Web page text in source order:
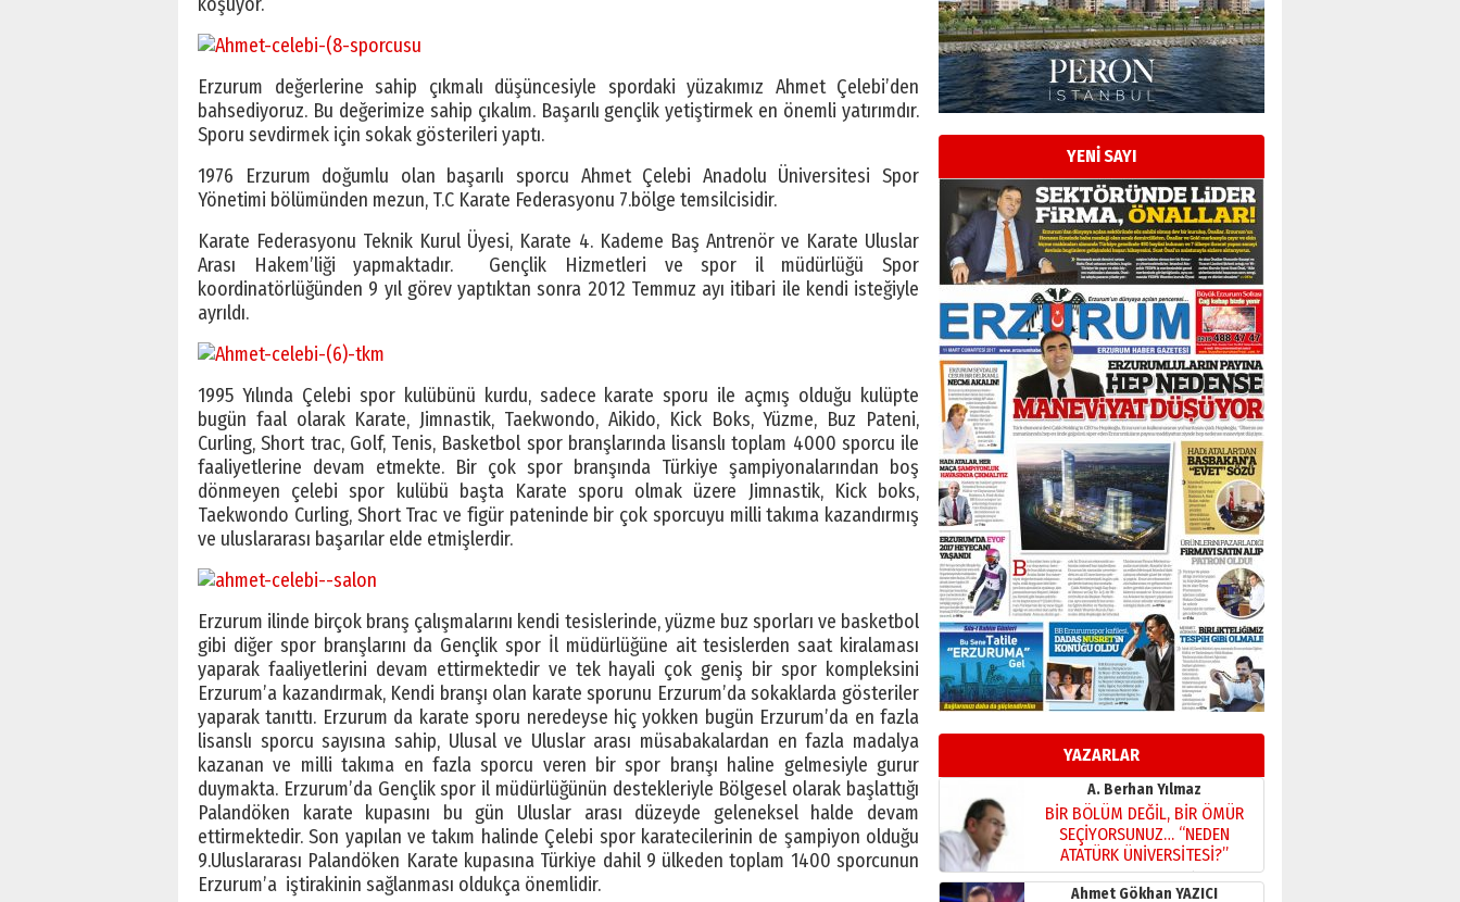
Erzurum değerlerine sahip çıkmalı düşüncesiyle spordaki yüzakımız Ahmet Çelebi’den
bahsediyoruz. Bu değerimize sahip çıkalım. Başarılı gençlik yetiştirmek en önemli yatırımdır.
Sporu sevdirmek için sokak gösterileri yaptı.
1976 Erzurum doğumlu olan başarılı sporcu Ahmet Çelebi Anadolu Üniversitesi Spor
Yönetimi bölümünden mezun, T.C Karate Federasyonu 7.bölge temsilcisidir.
Karate Federasyonu Teknik Kurul Üyesi, Karate 4. Kademe Baş Antrenör ve Karate Uluslar
Arası Hakem’liği yapmaktadır. Gençlik Hizmetleri ve spor il müdürlüğü Spor
koordinatörlüğünden 9 yıl görev yaptıktan sonra 2012 Temmuz ayı itibari ile kendi isteğiyle
ayrıldı.
1995 Yılında Çelebi spor kulübünü kurdu, sadece karate sporu ile açmış olduğu kulüpte
bugün faal olarak Karate, Jimnastik, Taekwondo, Aikido, Kick Boks, Yüzme, Buz Pateni,
Curling, Short trac, Golf, Tenis, Basketbol spor branşlarında lisanslı toplam 4000 sporcu ile
faaliyetlerine devam etmekte. Bir çok spor branşında Türkiye şampiyonalarından boş
dönmeyen çelebi spor kulübü başta Karate sporu olmak üzere Jimnastik, Kick boks,
Taekwondo Curling, Short Trac ve figür pateninde bir çok sporcuyu milli takıma kazandırmış
ve uluslararası başarılar elde etmişlerdir.
Erzurum ilinde birçok branş çalışmalarını kendi tesislerinde, yüzme buz sporları ve basketbol
gibi diğer spor branşlarını da Gençlik spor İl müdürlüğüne ait tesislerden saat kiralaması
yaparak faaliyetlerini devam ettirmektedir ve tek hayali çok geniş bir spor kompleksini
Erzurum’a kazandırmak, Kendi branşı olan karate sporunu Erzurum’da sokaklarda gösteriler
yaparak tanıttı. Erzurum da karate sporu neredeyse hiç yokken bugün Erzurum’da en fazla
lisanslı sporcu sayısına sahip, Ulusal ve Uluslar arası müsabakalardan en fazla madalya
kazanan ve milli takıma en fazla sporcu veren bir spor branşı haline gelmesiyle gurur
duymakta. Erzurum’da Gençlik spor il müdürlüğünün destekleriyle Bölgesel olarak başlattığı
Palandöken karate kupasını bu gün Uluslar arası düzeyde geleneksel halde devam
ettirmektedir. Son yapılan ve takım halinde Çelebi spor karatecilerinin de şampiyon olduğu
9.Uluslararası Palandöken Karate kupasına Türkiye dahil 9 ülkeden toplam 1400 sporcunun
Erzurum’a iştirakinin sağlanması oldukça önemlidir.
YENİ SAYI
YAZARLAR
Esat BİNDESEN
Başkan Sekmen’den Erzurum’a
bir vizyon proje daha!
02 Ağustos 2026 Pazar
Kadir SABUNCUOĞLU
Erzurumspor’un köşe taşları
29 Haziran 2026 Pazartesi
Kenan GÜLERCİ
Murat Şahsuvaroğlu ERKON’da
çıtayı yukarı taşırken,
yönetimdekiler aşağı
çekmemeli!
17 Şubat 2026 SalıOrhan BOZKURT
Bir fotoğraf, bir şehir, bir
gazeteci… Dizginler kimin
elinde?
31 Mart 2026 Salı
A. Berhan Yılmaz
BİR BÖLÜM DEĞİL, BİR ÖMÜR
SEÇİYORSUNUZ… “NEDEN
ATATÜRK ÜNİVERSİTESİ?”
28 Temmuz 2026 Salı
Ahmet Gökhan YAZICI
Ahmed Yesevi’den bir
Alperen… ”Reisimiz” idi…
Hakka yürüdü.!
26 Mart 2026 Perşembe
Cem Bakırcı
Ardında bıraktığı hatıralarıyla
gönül adamı Faruk Terzioğlu!
13 Mayıs 2026 Çarşamba
Başkan Sekmen’den Erzurum’a
bir vizyon proje daha!
02 Ağustos 2026 Pazar
Kadir SABUNCUOĞLU
Erzurumspor’un köşe taşları
29 Haziran 2026 Pazartesi